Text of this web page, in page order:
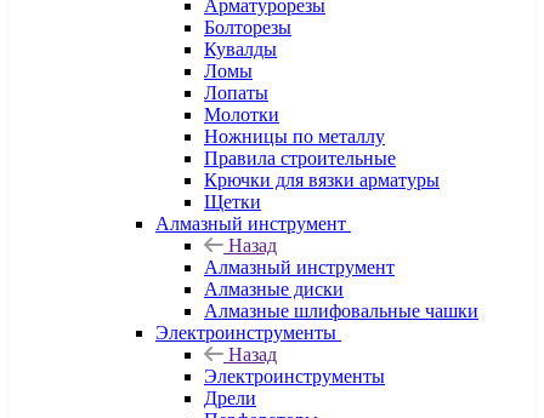
Арматурорезы
Болторезы
Кувалды
Ломы
Лопаты
Молотки
Ножницы по металлу
Правила строительные
Крючки для вязки арматуры
Щетки
Алмазный инструмент
Назад
Алмазный инструмент
Алмазные диски
Алмазные шлифовальные чашки
Электроинструменты
Назад
Электроинструменты
Дрели